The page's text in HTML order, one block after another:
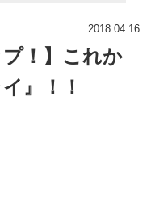
2018.04.16
プ！】これか
』！！